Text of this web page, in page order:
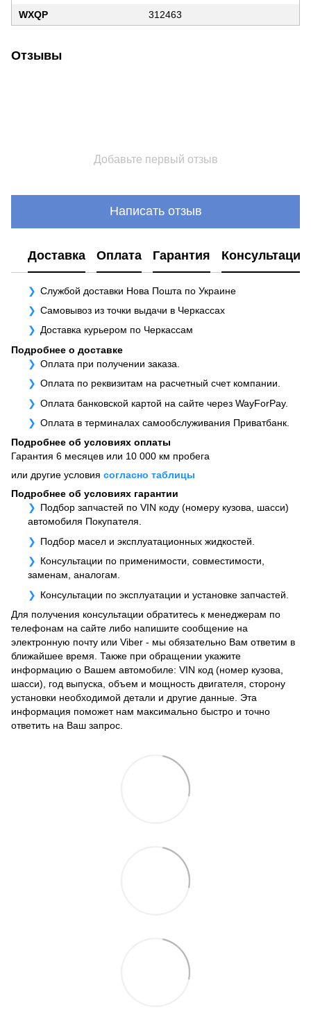
WXQP
312463
Отзывы
Добавьте первый отзыв
Написать отзыв
Доставка Оплата Гарантия Консультация
Службой доставки Нова Пошта по Украине
Самовывоз из точки выдачи в Черкассах
Доставка курьером по Черкассам
Подробнее о доставке
Оплата при получении заказа.
Оплата по реквизитам на расчетный счет компании.
Оплата банковской картой на сайте через WayForPay.
Оплата в терминалах самообслуживания Приватбанк.
Подробнее об условиях оплаты
Гарантия 6 месяцев или 10 000 км пробега
или другие условия согласно таблицы
Подробнее об условиях гарантии
Подбор запчастей по VIN коду (номеру кузова, шасси)
автомобиля Покупателя.
Подбор масел и эксплуатационных жидкостей.
Консультации по применимости, совместимости,
заменам, аналогам.
Консультации по эксплуатации и установке запчастей.
Для получения консультации обратитесь к менеджерам по
телефонам на сайте либо напишите сообщение на
электронную почту или Viber - мы обязательно Вам ответим в
ближайшее время. Также при обращении укажите
информацию о Вашем автомобиле: VIN код (номер кузова,
шасси), год выпуска, объем и мощность двигателя, сторону
установки необходимой детали и другие данные. Эта
информация поможет нам максимально быстро и точно
ответить на Ваш запрос.